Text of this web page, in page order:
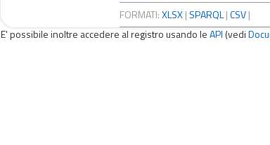
FORMATI:XLSX | SPARQL |CSV |
E' possibile inoltre accedere al registro usando leAPI (vedi